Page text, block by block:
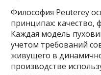
Философия Peuterey
принципах: качество,
Каждая модель
учетом требований
живущего в
производстве